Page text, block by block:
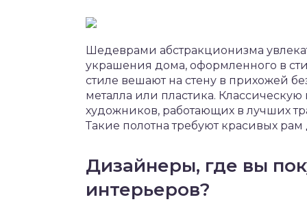
Шедеврами абстракционизма
украшения дома, оформленного в
стиле вешают на стену в прихожей
металла или пластика.
художников, работающих в лучших
Такие полотна требуют красивых
Дизайнеры, где вы
интерьеров?